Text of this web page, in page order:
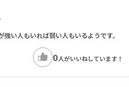
い人もいれば弱い人もいるようです。
0人がいいねしています！